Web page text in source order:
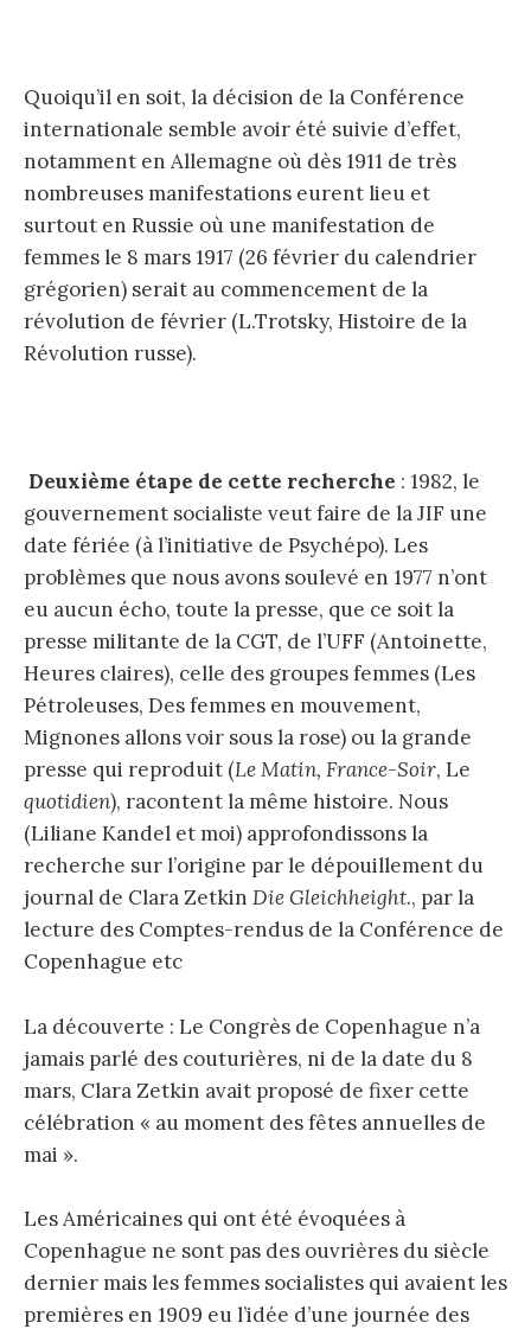
Quoiqu’il en soit, la décision de la Conférence
internationale semble avoir été suivie d’effet,
notamment en Allemagne où dès 1911 de très
nombreuses manifestations eurent lieu et
surtout en Russie où une manifestation de
femmes le 8 mars 1917 (26 février du calendrier
grégorien) serait au commencement de la
révolution de février (L.Trotsky, Histoire de la
Révolution russe).
Deuxième étape de cette recherche : 1982, le
gouvernement socialiste veut faire de la JIF une
date fériée (à l’initiative de Psychépo). Les
problèmes que nous avons soulevé en 1977 n’ont
eu aucun écho, toute la presse, que ce soit la
presse militante de la CGT, de l’UFF (Antoinette,
Heures claires), celle des groupes femmes (Les
Pétroleuses, Des femmes en mouvement,
Mignones allons voir sous la rose) ou la grande
presse qui reproduit (Le Matin, France-Soir, Le
quotidien), racontent la même histoire. Nous
(Liliane Kandel et moi) approfondissons la
recherche sur l’origine par le dépouillement du
journal de Clara Zetkin Die Gleichheight., par la
lecture des Comptes-rendus de la Conférence de
Copenhague etc
La découverte : Le Congrès de Copenhague n’a
jamais parlé des couturières, ni de la date du 8
mars, Clara Zetkin avait proposé de fixer cette
célébration « au moment des fêtes annuelles de
mai ».
Les Américaines qui ont été évoquées à
Copenhague ne sont pas des ouvrières du siècle
dernier mais les femmes socialistes qui avaient les
premières en 1909 eu l’idée d’une journée des